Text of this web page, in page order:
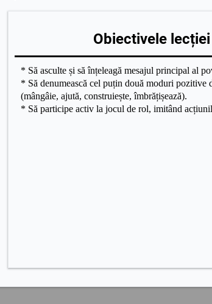
Obiectivele lecției
* Să asculte și să înțeleagă mesajul principal al
* Să denumească cel puțin două moduri pozitive
(mângâie, ajută, construiește, îmbrățișează).
* Să participe activ la jocul de rol, imitând